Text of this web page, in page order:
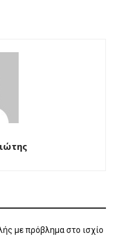
με πρόβλημα στο ισχίο